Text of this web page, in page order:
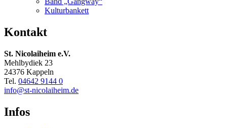
Kulturbankett
Kontakt
St. Nicolaiheim e.V.
Mehlbydiek 23
24376 Kappeln
Tel. 04642 9144 0
info@st-nicolaiheim.de
Infos